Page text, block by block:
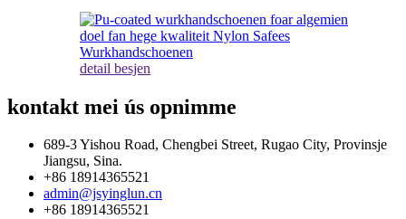
detail besjen
kontakt mei ús opnimme
689-3 Yishou Road, Chengbei Street, Rugao City, Provinsje
Jiangsu, Sina.
+86 18914365521
admin@jsyinglun.cn
+86 18914365521